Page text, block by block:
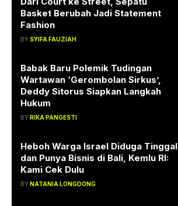
Basket Berubah Jadi Statement
Fashion
BY SYIFA FAUZIAH
Babak Baru Polemik Tudingan
Wartawan ‘Gerombolan Sirkus’,
Deddy Sitorus Siapkan Langkah
Hukum
BYRIKA PANGESTI
Heboh Warga Israel Diduga Tinggal
dan Punya Bisnis di Bali, Kemlu RI:
Kami Cek Dulu
BYNATANIA LONGDONG